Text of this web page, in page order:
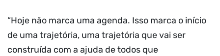
“Hoje não marca uma agenda. Isso marca o início
de uma trajetória, uma trajetória que vai ser
construída com a ajuda de todos que